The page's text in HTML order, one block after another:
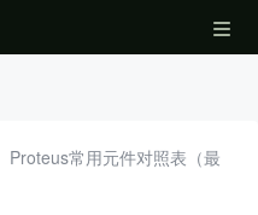
Proteus常用元件对照表（最